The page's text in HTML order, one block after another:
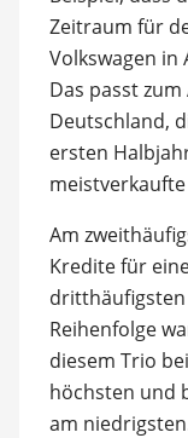
Zeitraum für
Volkswagen
Das passt
Deutschland,
ersten
Am
Kredite für
Reihenfolge
diesem Trio
höchsten und
am